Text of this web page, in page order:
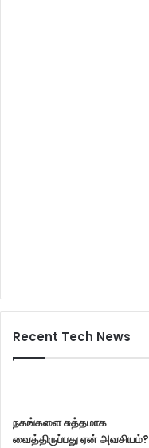
Recent Tech News
நகங்களை சுத்தமாக
வைத்திருப்பது ஏன் அவசியம்?